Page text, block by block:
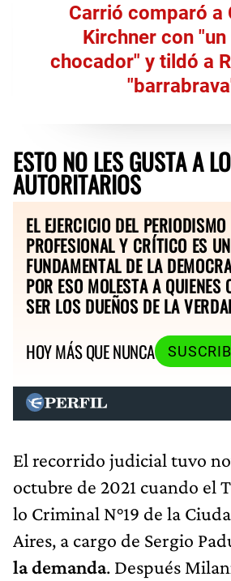
Carrió comparó a
Kirchner con
chocador" y tildó a
ESTO NO LES GUSTA A
AUTORITARIOS
EL EJERCICIO DEL PERIODISMO
PROFESIONAL Y CRÍTICO ES
FUNDAMENTAL DE LA
POR ESO MOLESTA A QUIENES
SER LOS DUEÑOS DE LA
HOY MÁS QUE NUNCA
El recorrido judicial tuvo
octubre de 2021 cuando el
lo Criminal N°19 de la
Aires, a cargo de Sergio
la demanda. Después